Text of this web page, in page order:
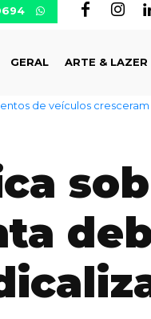
GERAL ARTE & LAZER
alerta para mudança de